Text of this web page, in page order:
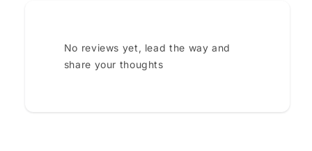
No reviews yet, lead the way and
share your thoughts